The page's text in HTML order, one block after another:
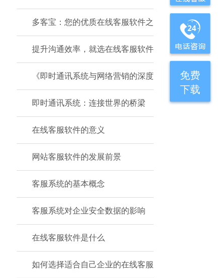
多客宝：您的优质在线客服软件之
提升沟通效率，就选在线客服软件
《即时通讯系统与网络营销的深度
即时通讯系统：连接世界的桥梁
在线客服软件的意义
网站客服软件的发展前景
客服系统的基本概念
客服系统对企业安全数据的影响
在线客服软件是什么
如何选择适合自己企业的在线客服
免费
下载